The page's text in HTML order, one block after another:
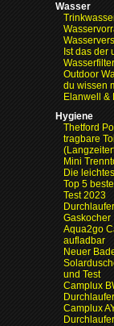
Wasser
Ist das der
Outdoor
du wissen
Elanwell &
Hygiene
Thetford
tragbare
Mini
Die
Top 5
Test 2023
Gaskocher
Aqua2go
aufladbar
Neuer
und Test
Camplux
Camplux